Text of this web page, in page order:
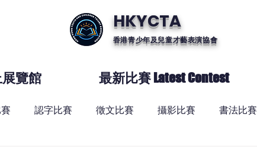
HKYCTA
香港青少年及兒童才藝表演協會
覽館 最新比賽 Latest Contest
認字比賽 徵文比賽 攝影比賽 書法比賽